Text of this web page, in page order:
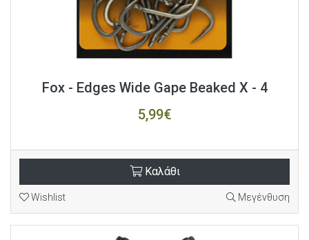
Fox - Edges Wide Gape Beaked X - 4
5,99€
Καλάθι
Wishlist Μεγένθυση